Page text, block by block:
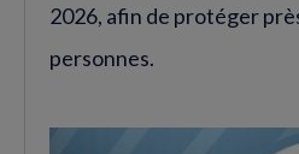
2026, afin de protéger
personnes.